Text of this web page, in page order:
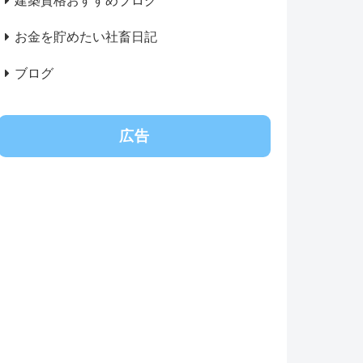
お金を貯めたい社畜日記
ブログ
広告